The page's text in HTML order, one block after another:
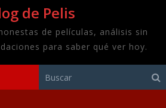
de Pelis
de películas, análisis sin
para saber qué ver hoy.